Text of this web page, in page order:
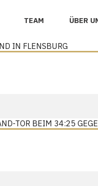
TEAM ÜBER
IN FLENSBURG
TOR BEIM 34:25